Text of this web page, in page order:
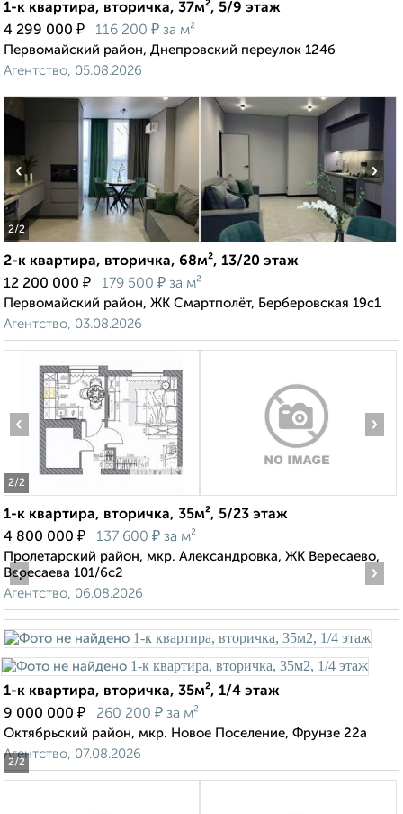
1-к квартира, вторичка, 37м², 5/9 этаж
4 299 000 ₽ 116 200 ₽ за м²
Первомайский район, Днепровский переулок 124б
Агентство, 05.08.2026
2/2
‹ ›
2-к квартира, вторичка, 68м², 13/20 этаж
12 200 000 ₽ 179 500 ₽ за м²
Первомайский район, ЖК Смартполёт, Берберовская 19с1
Агентство, 03.08.2026
2/2
‹ ›
1-к квартира, вторичка, 35м², 5/23 этаж
4 800 000 ₽ 137 600 ₽ за м²
Пролетарский район, мкр. Александровка, ЖК Вересаево,
Вересаева 101/6с2
Агентство, 06.08.2026
2/2
‹ ›
1-к квартира, вторичка, 35м², 1/4 этаж
9 000 000 ₽ 260 200 ₽ за м²
Октябрьский район, мкр. Новое Поселение, Фрунзе 22а
Агентство, 07.08.2026